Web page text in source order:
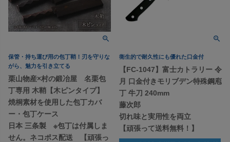
保管・持ち運び用の包丁鞘！刃を守りな
がら、魅力を引き立てる
栗山物産×村の鍛冶屋 名栗包
丁専用 木鞘【木ピンタイプ】
焼桐素材を使用した包丁カバ
ー・包丁ケース
日本 三条製 ※包丁は付属しま
せん。ネコポス配送 【頑張っ
衛生的で耐久性にも優れた口金付
【FC-1047】富士カトラリー 令
月 口金付きモリブデン特殊鋼庖
丁 牛刀 240mm
藤次郎
切れ味と実用性を両立
【頑張って送料無料！】